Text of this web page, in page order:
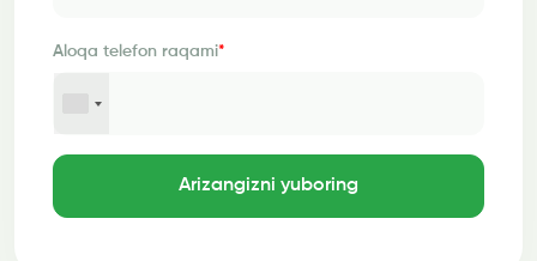
Aloqa telefon raqami*